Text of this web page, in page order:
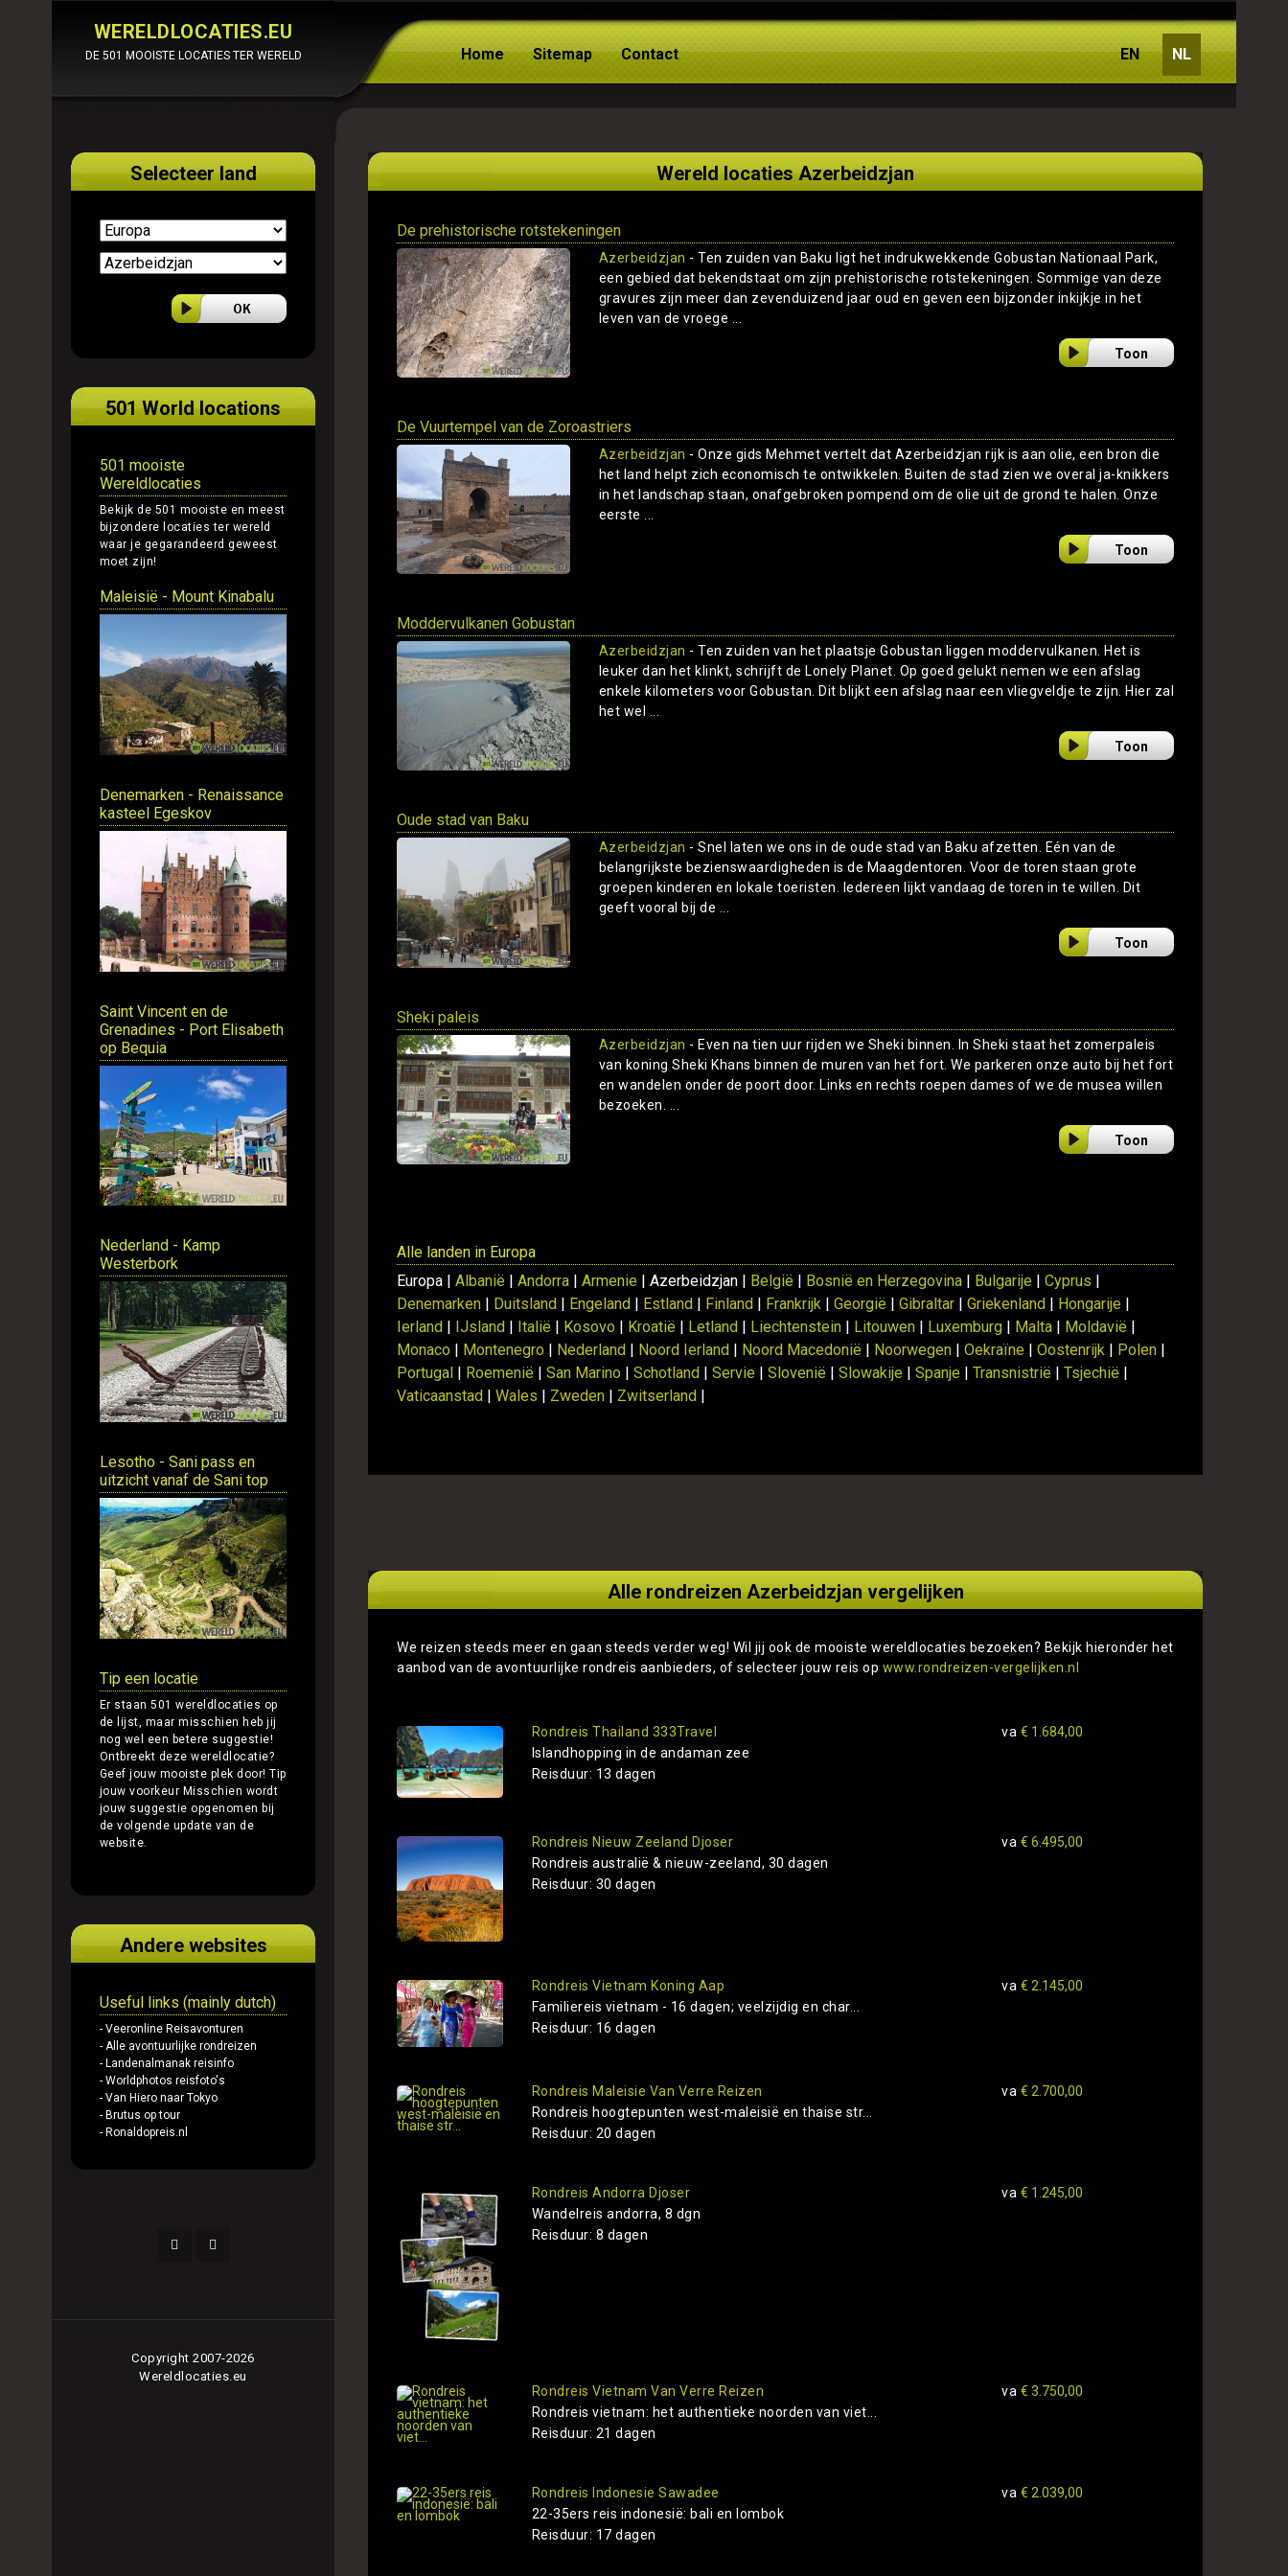
WERELDLOCATIES.EU
DE 501 MOOISTE LOCATIES TER WERELD
Selecteer land
501 World locations
501 mooiste
Wereldlocaties
Bekijk de 501 mooiste en meest
bijzondere locaties ter wereld
waar je gegarandeerd geweest
moet zijn!
Maleisië - Mount Kinabalu
Denemarken - Renaissance
kasteel Egeskov
Saint Vincent en de
Grenadines - Port Elisabeth
op Bequia
Nederland - Kamp
Westerbork
Lesotho - Sani pass en
uitzicht vanaf de Sani top
Tip een locatie
Er staan 501 wereldlocaties op
de lijst, maar misschien heb jij
nog wel een betere suggestie!
Ontbreekt deze wereldlocatie?
Geef jouw mooiste plek door!Tip
jouw voorkeur Misschien wordt
jouw suggestie opgenomen bij
de volgende update van de
website.
Andere websites
Useful links (mainly dutch)
- Veeronline Reisavonturen
- Alle avontuurlijke rondreizen
- Landenalmanak reisinfo
- Worldphotos reisfoto's
- Van Hiero naar Tokyo
- Brutus op tour
- Ronaldopreis.nl
Copyright 2007-2026
Wereldlocaties.eu
Home Sitemap Contact NL
EN
Wereld locaties Azerbeidzjan
De prehistorische rotstekeningen
Azerbeidzjan - Ten zuiden van Baku ligt het indrukwekkende Gobustan Nationaal Park,
een gebied dat bekendstaat om zijn prehistorische rotstekeningen. Sommige van deze
gravures zijn meer dan zevenduizend jaar oud en geven een bijzonder inkijkje in het
leven van de vroege ...
Toon
De Vuurtempel van de Zoroastriers
Azerbeidzjan - Onze gids Mehmet vertelt dat Azerbeidzjan rijk is aan olie, een bron die
het land helpt zich economisch te ontwikkelen. Buiten de stad zien we overal ja-knikkers
in het landschap staan, onafgebroken pompend om de olie uit de grond te halen. Onze
eerste ...
Toon
Moddervulkanen Gobustan
Azerbeidzjan - Ten zuiden van het plaatsje Gobustan liggen moddervulkanen. Het is
leuker dan het klinkt, schrijft de Lonely Planet. Op goed gelukt nemen we een afslag
enkele kilometers voor Gobustan. Dit blijkt een afslag naar een vliegveldje te zijn. Hier zal
het wel ...
Toon
Oude stad van Baku
Azerbeidzjan - Snel laten we ons in de oude stad van Baku afzetten. Eén van de
belangrijkste bezienswaardigheden is de Maagdentoren. Voor de toren staan grote
groepen kinderen en lokale toeristen. Iedereen lijkt vandaag de toren in te willen. Dit
geeft vooral bij de ...
Toon
Sheki paleis
Azerbeidzjan - Even na tien uur rijden we Sheki binnen. In Sheki staat het zomerpaleis
van koning Sheki Khans binnen de muren van het fort. We parkeren onze auto bij het fort
en wandelen onder de poort door. Links en rechts roepen dames of we de musea willen
bezoeken. ...
Toon
Alle landen in Europa
Europa |Albanië |Andorra |Armenie | Azerbeidzjan | België | Bosnië en Herzegovina | Bulgarije |Cyprus |
Denemarken | Duitsland | Engeland | Estland | Finland | Frankrijk |Georgië |Gibraltar |Griekenland | Hongarije |
Ierland | IJsland | Italië | Kosovo | Kroatië | Letland | Liechtenstein | Litouwen | Luxemburg | Malta | Moldavië |
Monaco | Montenegro | Nederland | Noord Ierland | Noord Macedonië | Noorwegen |Oekraïne |Oostenrijk | Polen |
Portugal | Roemenië |San Marino |Schotland |Servie |Slovenië |Slowakije |Spanje |Transnistrië |Tsjechië |
Vaticaanstad |Wales | Zweden | Zwitserland |
Alle rondreizen Azerbeidzjan vergelijken
We reizen steeds meer en gaan steeds verder weg! Wil jij ook de mooiste wereldlocaties bezoeken? Bekijk hieronder het
aanbod van de avontuurlijke rondreis aanbieders, of selecteer jouw reis op www.rondreizen-vergelijken.nl
Rondreis Thailand 333Travel
Islandhopping in de andaman zee
Reisduur: 13 dagen
va € 1.684,00
Rondreis Nieuw Zeeland Djoser
Rondreis australië & nieuw-zeeland, 30 dagen
Reisduur: 30 dagen
va € 6.495,00
Rondreis Vietnam Koning Aap
Familiereis vietnam - 16 dagen; veelzijdig en char...
Reisduur: 16 dagen
va € 2.145,00
Rondreis Maleisie Van Verre Reizen
Rondreis hoogtepunten west-maleisië en thaise str...
Reisduur: 20 dagen
va € 2.700,00
Rondreis Andorra Djoser
Wandelreis andorra, 8 dgn
Reisduur: 8 dagen
va € 1.245,00
Rondreis Vietnam Van Verre Reizen
Rondreis vietnam: het authentieke noorden van viet...
Reisduur: 21 dagen
va € 3.750,00
Rondreis Indonesie Sawadee
22-35ers reis indonesië: bali en lombok
Reisduur: 17 dagen
va € 2.039,00